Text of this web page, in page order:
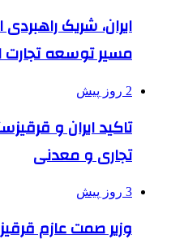
ایران، شریک
مسیر توسعه
2 روز پیش
تاکید ایران و
تجاری و معدنی
3 روز پیش
وزیر صمت عازم